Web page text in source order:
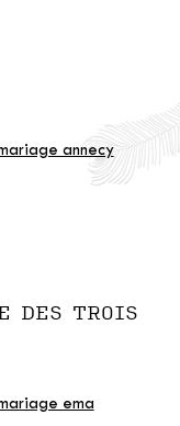
annecy
DES TROIS
ema